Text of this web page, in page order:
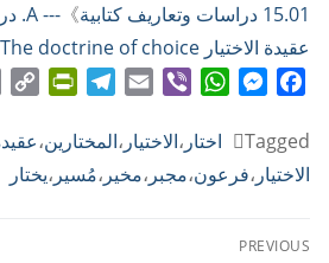
15.01 دراسات وتعاريف كتابية 》 --- A. دراسات وتعاريف كتابية
عقيدة الاختيار The doctrine of choice
Link
Tagged
اختار ،الاختيار ،المختارين،
الاختيار ،فرعون،مجبر ،مخير ،مُسير ،يختار
تصفّح
PREVIOUS